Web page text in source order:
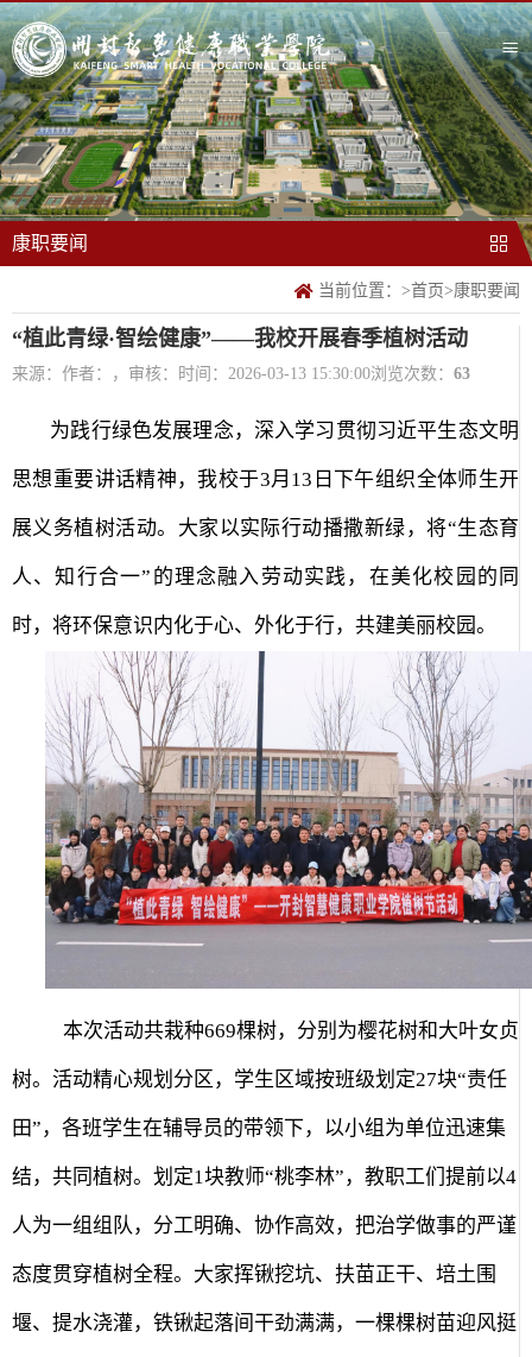
康职要闻
当前位置： >首页>康职要闻
“植此青绿·智绘健康”——我校开展春季植树活动
来源： 作者：，审核： 时间：2026-03-13 15:30:00浏览次数： 63
为践行绿色发展理念，深入学习贯彻习近平生态文明
思想重要讲话精神，我校于3月 13 日下午组织全体师生开
展义务植树活动。大家以实际行动播撒新绿，将“生态育
人、知行合一”的理念融入劳动实践，在美化校园的同
时，将环保意识内化于心、外化于行，共建美丽校园。
本次活动共栽种669棵树，分别为樱花树和大叶女贞
树。活动精心规划分区，学生区域按班级划定27块“责任
田”，各班学生在辅导员的带领下，以小组为单位迅速集
结，共同植树。划定1块教师“桃李林”，教职工们提前以4
人为一组组队，分工明确、协作高效，把治学做事的严谨
态度贯穿植树全程。大家挥锹挖坑、扶苗正干、培土围
堰、提水浇灌，铁锹起落间干劲满满，一棵棵树苗迎风挺